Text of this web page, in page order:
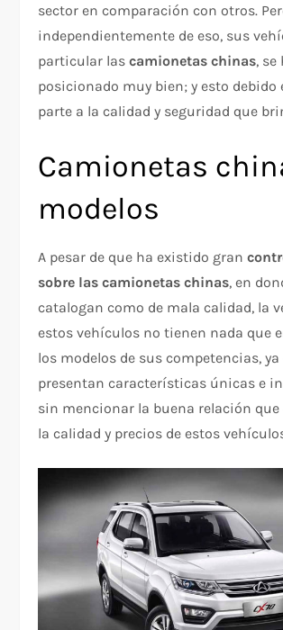
sector en comparación con otros.
independientemente de eso, sus
particular lascamionetas chinas, se
posicionado muy bien; y esto debido
parte a la calidad y seguridad que
Camionetas
modelos
A pesar de que ha existido gran
sobre las camionetas chinas, en
catalogan como de mala calidad, la
estos vehículos no tienen nada que
los modelos de sus competencias, ya
presentan características únicas e
sin mencionar la buena relación que
la calidad y precios de estos